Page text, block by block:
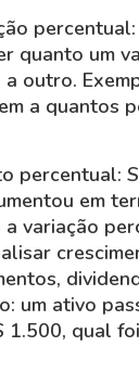
quanto um
outro.
a quantos
percentual:
em
variação
um ativo
1.500, qual